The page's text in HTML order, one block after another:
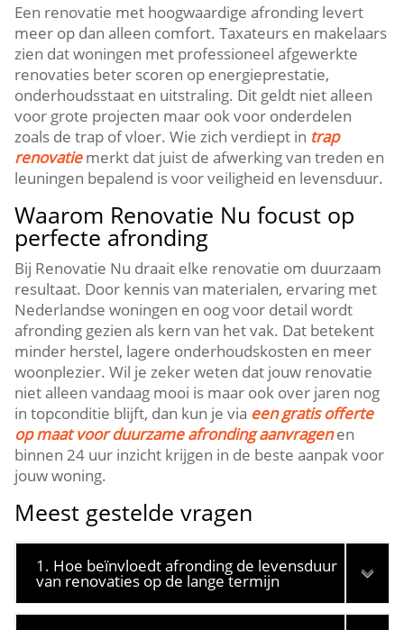
Een renovatie met hoogwaardige afronding levert
meer op dan alleen comfort.​ Taxateurs en makelaars
zien dat woningen met professioneel afgewerkte
renovaties beter scoren op energieprestatie,
onderhoudsstaat en uitstraling.​ Dit geldt niet alleen
voor grote projecten maar ook voor onderdelen
zoals de trap of vloer.​ Wie zich verdiept in trap
renovatiemerkt dat juist de afwerking van treden en
leuningen bepalend is voor veiligheid en levensduur.​
Waarom Renovatie Nu focust op
perfecte afronding
Bij Renovatie Nu draait elke renovatie om duurzaam
resultaat.​ Door kennis van materialen, ervaring met
Nederlandse woningen en oog voor detail wordt
afronding gezien als kern van het vak.​ Dat betekent
minder herstel, lagere onderhoudskosten en meer
woonplezier.​ Wil je zeker weten dat jouw renovatie
niet alleen vandaag mooi is maar ook over jaren nog
in topconditie blijft, dan kun je via een gratis offerte
op maat voor duurzame afronding aanvragenen
binnen 24 uur inzicht krijgen in de beste aanpak voor
jouw woning.​
Meest gestelde vragen
1. Hoe beïnvloedt afronding de levensduur
van renovaties op de lange termijn